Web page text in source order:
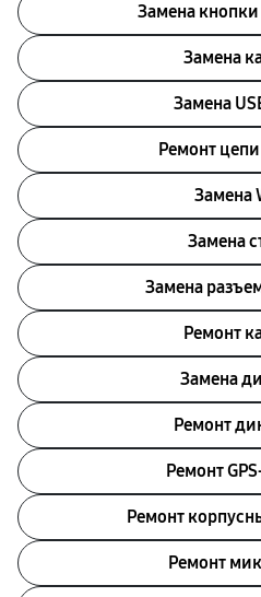
Замена
Замена
Замена
Ремонт
Замена
Замена
Замена
Ремонт
Замена
Ремонт
Ремонт
Ремонт
Ремонт